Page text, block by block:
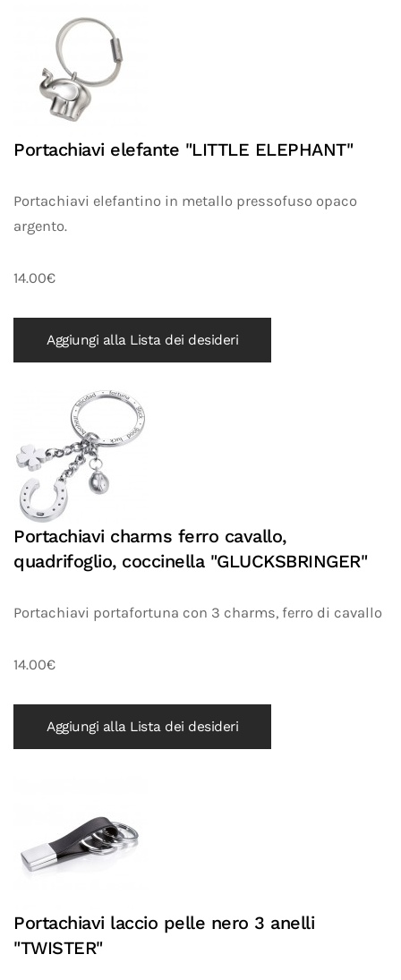
Portachiavi elefante "LITTLE ELEPHANT"
Portachiavi elefantino in metallo pressofuso opaco
argento.
14.00€
Aggiungi alla Lista dei desideri
Portachiavi charms ferro cavallo,
quadrifoglio, coccinella "GLUCKSBRINGER"
Portachiavi portafortuna con 3 charms, ferro di cavallo
14.00€
Aggiungi alla Lista dei desideri
Portachiavi laccio pelle nero 3 anelli
"TWISTER"